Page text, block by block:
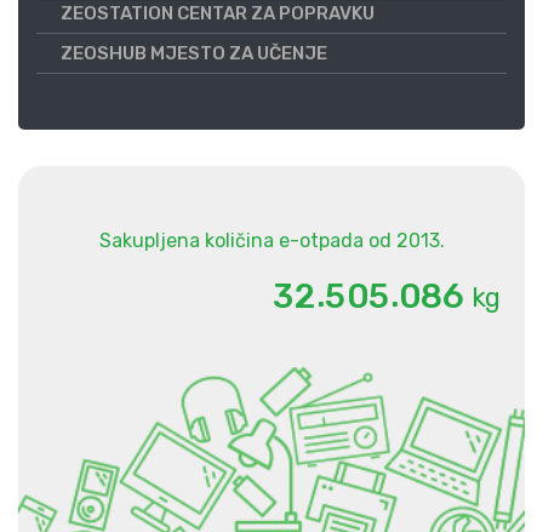
ZEOSTATION CENTAR ZA POPRAVKU
ZEOSHUB MJESTO ZA UČENJE
Sakupljena količina e-otpada od 2013.
32.505.086 kg